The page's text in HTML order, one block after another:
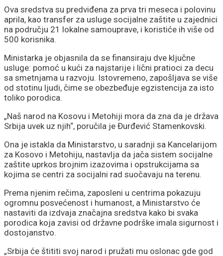
Ova sredstva su predviđena za prva tri meseca i polovinu
aprila, kao transfer za usluge socijalne zaštite u zajednici
na području 21 lokalne samouprave, i koristiće ih više od
500 korisnika.
Ministarka je objasnila da se finansiraju dve ključne
usluge: pomoć u kući za najstarije i lični pratioci za decu
sa smetnjama u razvoju. Istovremeno, zapošljava se više
od stotinu ljudi, čime se obezbeđuje egzistencija za isto
toliko porodica.
„Naš narod na Kosovu i Metohiji mora da zna da je država
Srbija uvek uz njih“, poručila je Đurđević Stamenkovski.
Ona je istakla da Ministarstvo, u saradnji sa Kancelarijom
za Kosovo i Metohiju, nastavlja da jača sistem socijalne
zaštite uprkos brojnim izazovima i opstrukcijama sa
kojima se centri za socijalni rad suočavaju na terenu.
Prema njenim rečima, zaposleni u centrima pokazuju
ogromnu posvećenost i humanost, a Ministarstvo će
nastaviti da izdvaja značajna sredstva kako bi svaka
porodica koja zavisi od državne podrške imala sigurnost i
dostojanstvo.
„Srbija će štititi svoj narod i pružati mu oslonac gde god